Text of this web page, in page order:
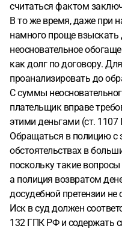
считаться фактом
В то же время, даже при
намного проще взыскать
неосновательное
как долг по договору.
проанализировать до
С суммы
плательщик вправе
этими деньгами (ст.
Обращаться в полицию с
обстоятельствах в
поскольку такие
а полиция возвратом
досудебной претензии не
Иск в суд должен
132 ГПК РФ и содержать